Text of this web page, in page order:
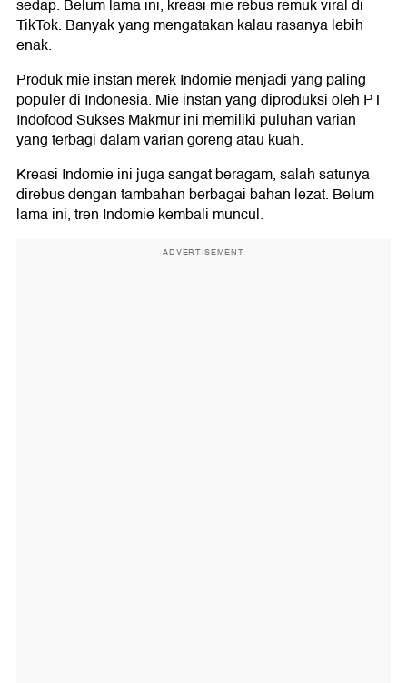
sedap. Belum lama ini, kreasi mie rebus remuk viral di
TikTok. Banyak yang mengatakan kalau rasanya lebih
enak.
Produk mie instan merek Indomie menjadi yang paling
populer di Indonesia. Mie instan yang diproduksi oleh PT
Indofood Sukses Makmur ini memiliki puluhan varian
yang terbagi dalam varian goreng atau kuah.
Kreasi Indomie ini juga sangat beragam, salah satunya
direbus dengan tambahan berbagai bahan lezat. Belum
lama ini, tren Indomie kembali muncul.
ADVERTISEMENT